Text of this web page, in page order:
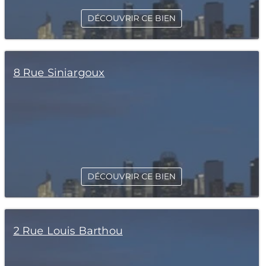
DÉCOUVRIR CE BIEN
8 Rue Siniargoux
DÉCOUVRIR CE BIEN
2 Rue Louis Barthou